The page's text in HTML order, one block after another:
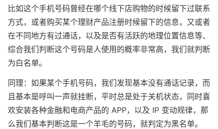
比如这个手机号码曾经在哪个线下店购物的时候留下过联系
方式，或者购买某个理财产品注册时候留下的信息，又或者
在不同地方有过通话，以及是否有活跃的地理位置信息等、
综合我们判断这个号码是人使用的概率非常高，我们就判断
为白名单。
同理：如果某个手机号码，我们发现基本没有通话记录，而
且基本是呼叫一声就挂断，平时总是处于关机状态，同时喜
欢安装各种金融和电商产品的 APP，以及 IP 变动规律，那
么我们基本判断这是一个羊毛的号码，就判定为黑名单。